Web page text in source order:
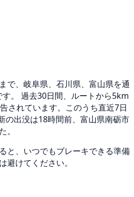
で、岐阜県、石川県、富山県を通
。 過去30日間、ルートから5km
されています。このうち直近7日
の出没は18時間前、富山県南砺市
。
と、いつでもブレーキできる準備
避けてください。